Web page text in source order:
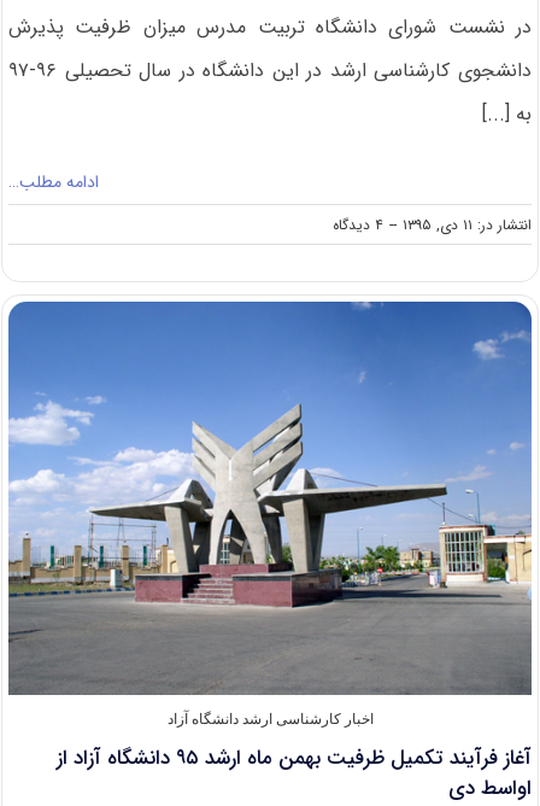
در نشست شورای دانشگاه تربیت مدرس میزان ظرفیت پذیرش
دانشجوی کارشناسی ارشد در این دانشگاه در سال تحصیلی ۹۶-۹۷
به [...]
ادامه مطلب…
انتشار در: ۱۱ دی, ۱۳۹۵ -- ۴ دیدگاه
on
افزایش
ظرفیت
تربیت
مدرس
سال
۹۶
اخبار کارشناسی ارشد دانشگاه آزاد
آغاز فرآیند تکمیل ظرفیت بهمن ماه ارشد ۹۵ دانشگاه آزاد از
اواسط دی